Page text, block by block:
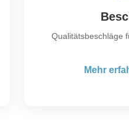
Qualitätsbeschläge
Mehr